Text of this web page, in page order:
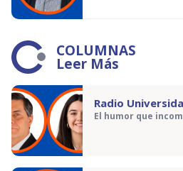
COLUMNAS
Leer Más
Radio
El humor que